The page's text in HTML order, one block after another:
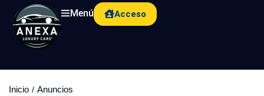
Menú Acceso
Inicio
Anuncios